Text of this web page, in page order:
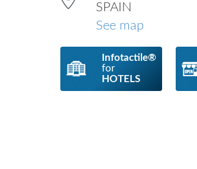
SPAIN
See map
Infotactile®
for
HOTELS